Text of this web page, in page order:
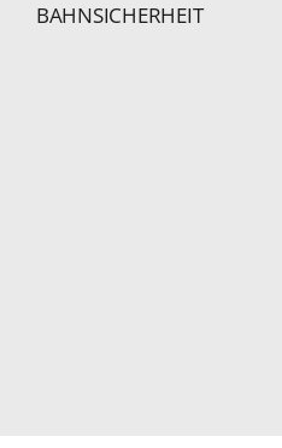
BAHNSICHERHEIT